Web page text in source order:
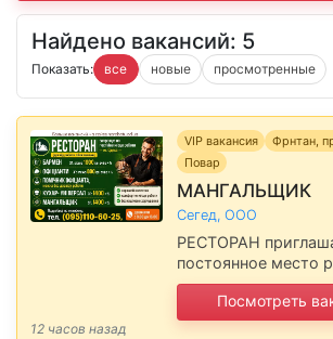
Найдено вакансий: 5
Показать: все новые просмотренные
VIP вакансия
Фрнтан,
Повар
МАНГАЛЬЩИК
Сегед, ООО
РЕСТОРАН
постоянное место
(опыт обязательно)
-хороший
место работы -
Посмотреть
12 часов назад